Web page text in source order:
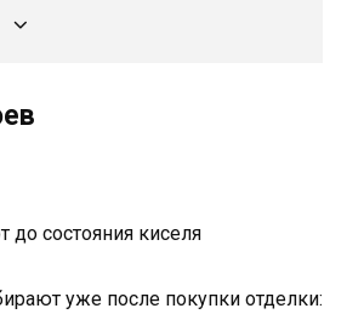
состояния киселя
уже после покупки отделки: